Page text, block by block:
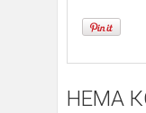
НЕМА